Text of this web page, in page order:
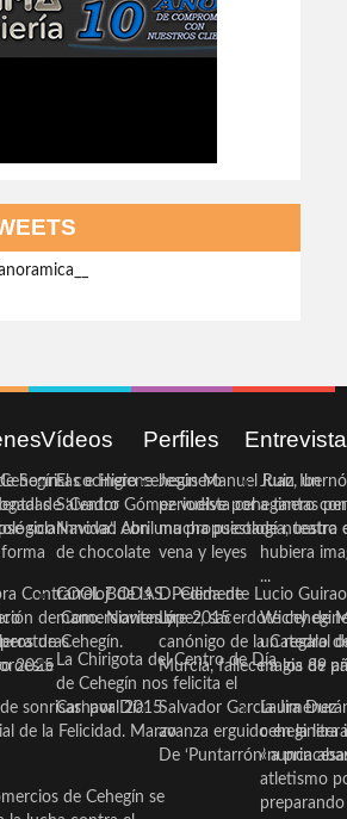
solar
Sonrisas e Higiene
de ‘Centro
Innova’. Abril
Contrarreloj’ de la
de Comerciantes y
de Cehegín.
2025
de sonrisas’ por Día
de la Felicidad. Marzo
de Cehegín se
Vídeos
El cocinero ceheginero
Salvador Gómez vuelve por
Navidad con una propuesta
de chocolate
COOL BODAS. Pedida de
mano. Noviembre 2015
La Chirigota del Centro de Día
de Cehegín nos felicita el
Carnaval 2015
Perfiles
Jesús Manuel Ruiz, un
periodista ceheginero con
mucha psicología, teatro
vena y leyes
D. Clemente Lucio Guirao
López, sacerdote
canónigo de la Catedral
Murcia, fallece a los 89
Salvador García Jiménez
avanza erguido en la
De ‘Puntarrón’ a
Juan
a tantas
de nuestra
hubiera
...
Wichy de
un regalo
magia de
Laura
ceheginera
«nunca
atletismo